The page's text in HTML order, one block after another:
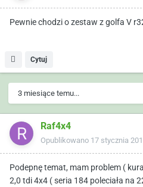
Pewnie chodzi o zestaw z golfa V
Cytuj
3 miesiące temu...
Raf4x4
Opublikowano 17 stycznia
Podepnę temat, mam problem (
2,0 tdi 4x4 ( seria 184 poleciała na